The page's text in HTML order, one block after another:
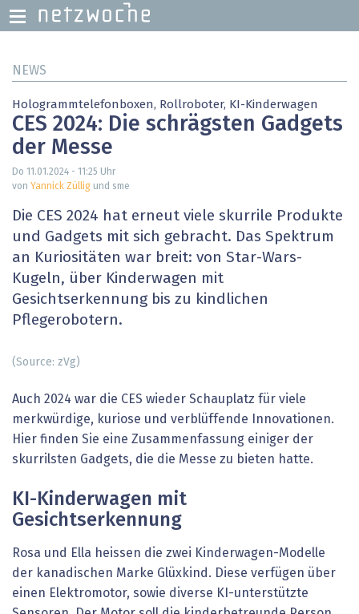
zumNEWS
Hologrammtelefonboxen, Rollroboter, KI-Kinderwagen
CES 2024: Die schrägsten Gadgets
der Messe
Do 11.01.2024 - 11:25 Uhr
von Yannick Züllig und sme
Die CES 2024 hat erneut viele skurrile Produkte
und Gadgets mit sich gebracht. Das Spektrum
an Kuriositäten war breit: von Star-Wars-
Kugeln, über Kinderwagen mit
Gesichtserkennung bis zu kindlichen
Pflegerobotern.
(Source: zVg)
Auch 2024 war die CES wieder Schauplatz für viele
merkwürdige, kuriose und verblüffende Innovationen.
Hier finden Sie eine Zusammenfassung einiger der
skurrilsten Gadgets, die die Messe zu bieten hatte.
KI-Kinderwagen mit
Gesichtserkennung
Rosa und Ella heissen die zwei Kinderwagen-Modelle
der kanadischen Marke Glüxkind. Diese verfügen über
einen Elektromotor, sowie diverse KI-unterstützte